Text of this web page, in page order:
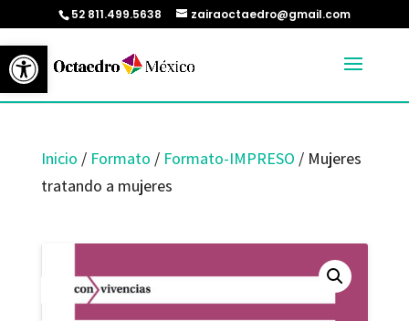
Abrir barra de herramientas
52 811.499.5638 zairaoctaedro@gmail.com
Inicio / Formato / Formato-IMPRESO / Mujeres
tratando a mujeres